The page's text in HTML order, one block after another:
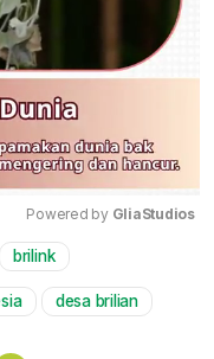
Powered by GliaStudios
brilink
desa brilian